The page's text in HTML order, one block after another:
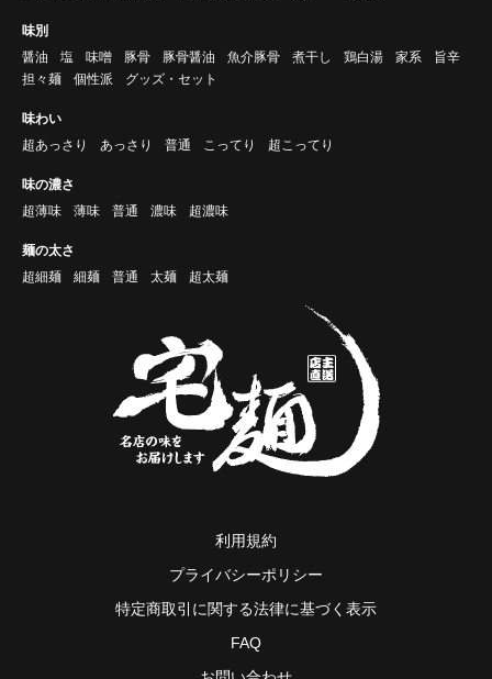
味別
醤油
塩 味噌 豚骨 豚骨醤油 魚介豚骨 煮干し 鶏白湯 家系
旨辛
担々麺
個性派 グッズ・セット
味わい
超あっさり
あっさり 普通 こってり 超こってり
味の濃さ
超薄味
薄味 普通 濃味 超濃味
麺の太さ
超細麺
細麺 普通 太麺 超太麺
利用規約
プライバシーポリシー
特定商取引に関する法律に基づく表示
FAQ